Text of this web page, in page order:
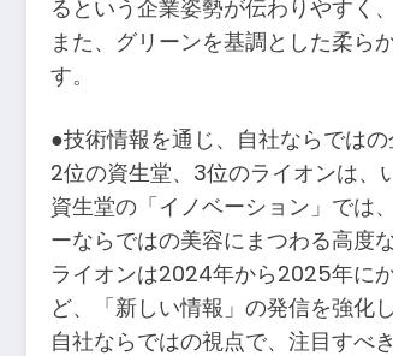
るという企業姿勢が伝わりやすく
また、グリーンを基調とした柔ら
す。
●技術情報を通じ、自社ならでは
2位の資生堂、3位のライオンは、
資生堂の「イノベーション」では
ーならではの美容にまつわる高度
ライオンは2024年から2025年に
ど、「新しい情報」の発信を強化
自社ならではの視点で、注目すべ